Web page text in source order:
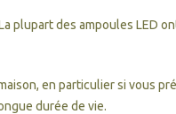
plupart des ampoules LED
en particulier si vous
durée de vie.